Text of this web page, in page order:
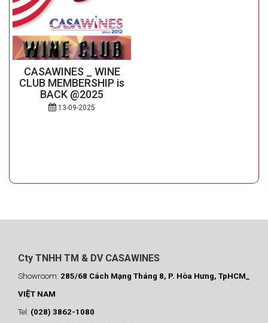
CASAWINES _ WINE
CLUB MEMBERSHIP is
BACK @2025
13-09-2025
Cty TNHH TM & DV CASAWINES
Showroom: 285/68 Cách Mạng Tháng 8, P. Hòa Hưng, TpHCM_
VIỆT NAM
Tel: (028) 3862-1080